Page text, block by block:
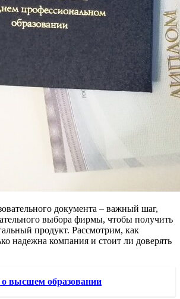
документа – важный шаг,
выбора фирмы, чтобы получить
продукт. Рассмотрим, как
надежна компания и стоит ли доверять
высшем образовании